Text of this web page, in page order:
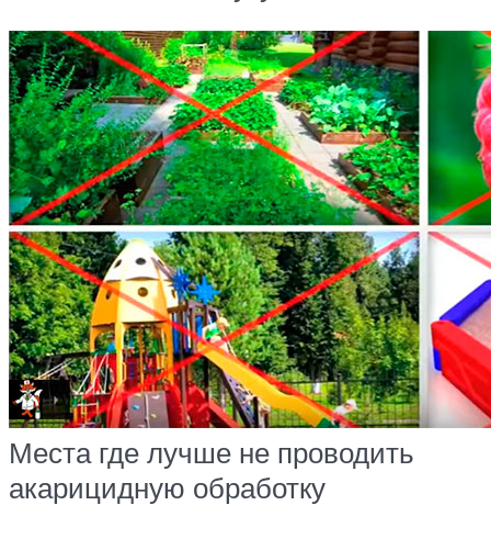
Места где лучше не проводить
акарицидную обработку